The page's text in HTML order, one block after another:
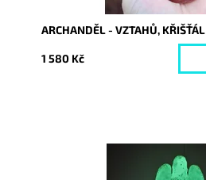
ARCHANDĚL - VZTAHŮ, KŘIŠŤÁL
1 580 Kč
Vyprodáno